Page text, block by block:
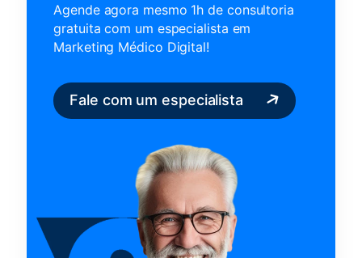
Agende agora mesmo 1h de consultoria
gratuita com um especialista em
Marketing Médico Digital!
Fale com um especialista